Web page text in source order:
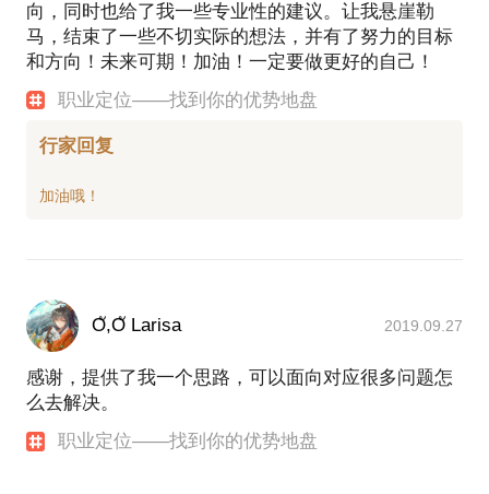
向，同时也给了我一些专业性的建议。让我悬崖勒
马，结束了一些不切实际的想法，并有了努力的目标
和方向！未来可期！加油！一定要做更好的自己！
职业定位——找到你的优势地盘
行家回复
Oั,Oั Larisa 2019.09.27
感谢，提供了我一个思路，可以面向对应很多问题怎
么去解决。
职业定位——找到你的优势地盘